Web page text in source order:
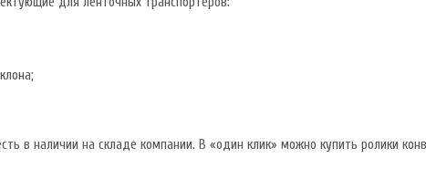
в наличии на складе компании. В «один клик» можно купить ролики